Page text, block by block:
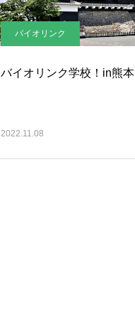
バイオリンク
バイオリンク学校！in熊本
2022.11.08